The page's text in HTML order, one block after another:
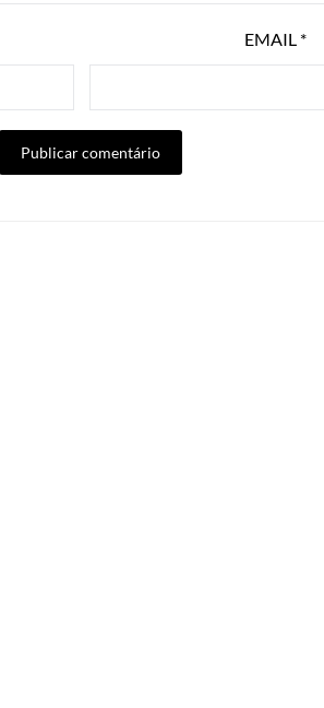
EMAIL *